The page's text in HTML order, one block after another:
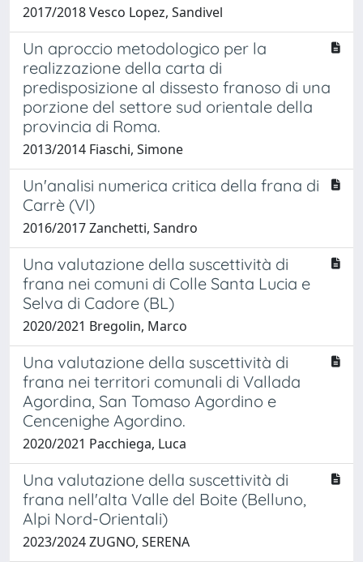
2017/2018 Vesco Lopez, Sandivel
Un aproccio metodologico per la
realizzazione della carta di
predisposizione al dissesto franoso di una
porzione del settore sud orientale della
provincia di Roma.
2013/2014 Fiaschi, Simone
Un'analisi numerica critica della frana di
Carrè (VI)
2016/2017 Zanchetti, Sandro
Una valutazione della suscettività di
frana nei comuni di Colle Santa Lucia e
Selva di Cadore (BL)
2020/2021 Bregolin, Marco
Una valutazione della suscettività di
frana nei territori comunali di Vallada
Agordina, San Tomaso Agordino e
Cencenighe Agordino.
2020/2021 Pacchiega, Luca
Una valutazione della suscettività di
frana nell'alta Valle del Boite (Belluno,
Alpi Nord-Orientali)
2023/2024 ZUGNO, SERENA